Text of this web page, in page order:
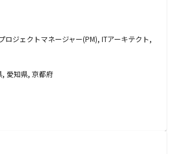
ロジェクトマネージャー(PM), ITアーキテクト,
愛知県, 京都府